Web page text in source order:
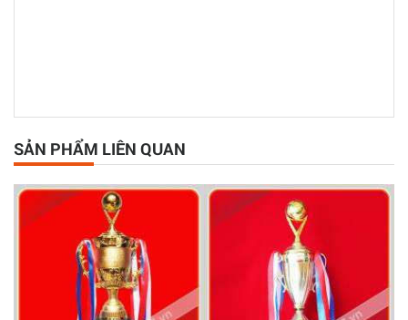
SẢN PHẨM LIÊN QUAN